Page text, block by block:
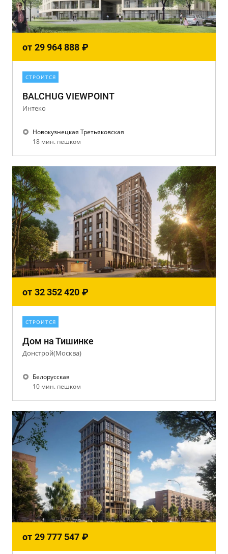
от 29 964 888 ₽
СТРОИТСЯ
BALCHUG VIEWPOINT
Интеко
Новокузнецкая Третьяковская
18 мин. пешком
от 32 352 420 ₽
СТРОИТСЯ
Дом на Тишинке
Донстрой(Москва)
Белорусская
10 мин. пешком
от 29 777 547 ₽